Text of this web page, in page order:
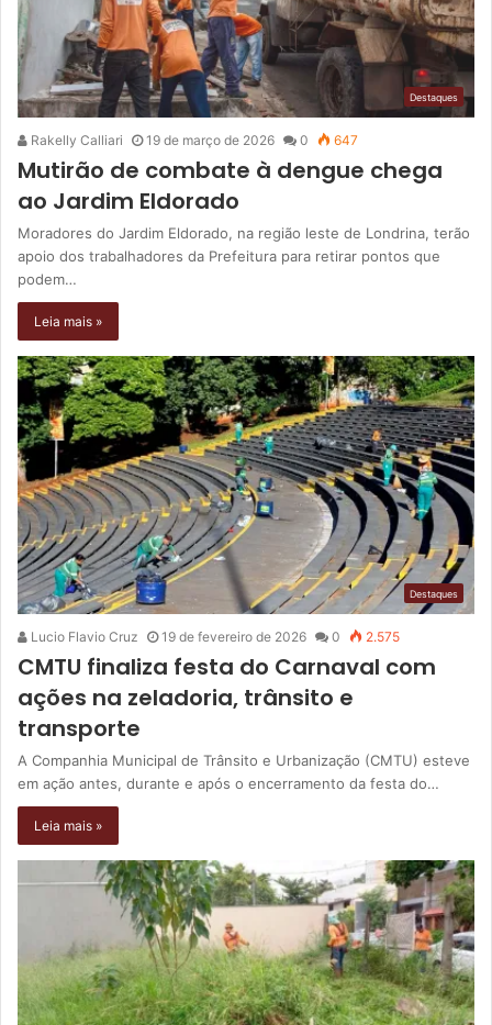
Destaques
Rakelly Calliari 19 de março de 2026 0 647
Mutirão de combate à dengue chega
ao Jardim Eldorado
Moradores do Jardim Eldorado, na região leste de Londrina, terão
apoio dos trabalhadores da Prefeitura para retirar pontos que
podem…
Leia mais »
Destaques
Lucio Flavio Cruz 19 de fevereiro de 2026 0 2.575
CMTU finaliza festa do Carnaval com
ações na zeladoria, trânsito e
transporte
A Companhia Municipal de Trânsito e Urbanização (CMTU) esteve
em ação antes, durante e após o encerramento da festa do…
Leia mais »